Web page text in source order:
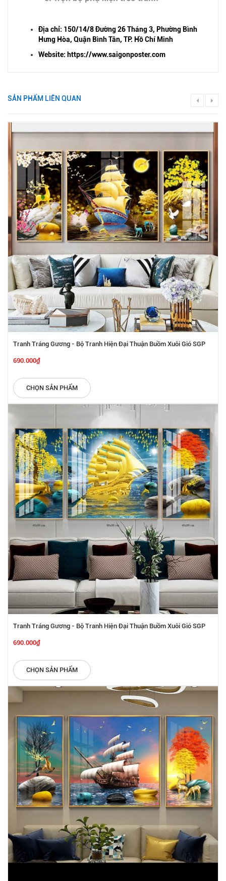
Địa chỉ: 150/14/8 Đường 26 Tháng 3, Phường Bình
Hưng Hòa, Quận Bình Tân, TP. Hồ Chí Minh
Website: https://www.saigonposter.com
SẢN PHẨM LIÊN QUAN
Tranh Tráng Gương - Bộ Tranh Hiện Đại Thuận Buồm Xuôi Gió SGP
1872241
690.000₫
CHỌN SẢN PHẨM
Tranh Tráng Gương - Bộ Tranh Hiện Đại Thuận Buồm Xuôi Gió SGP
1872240
690.000₫
CHỌN SẢN PHẨM